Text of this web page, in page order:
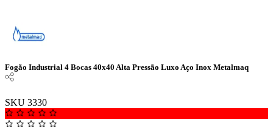
Fogão Industrial 4 Bocas 40x40 Alta Pressão Luxo Aço Inox Metalmaq
SKU 3330